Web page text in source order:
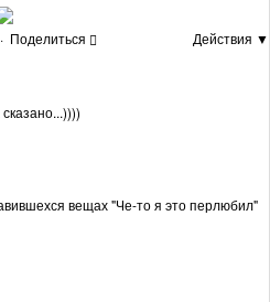
· Поделиться
Действия ▼
вещах "Че-то я это перлюбил"